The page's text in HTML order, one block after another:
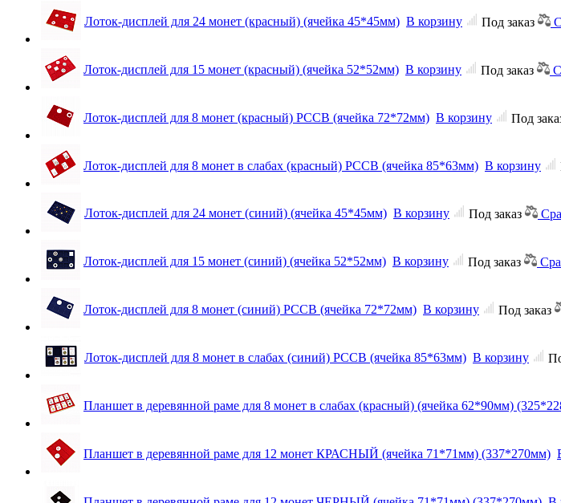
Лоток-дисплей для 24 монет (красный) (ячейка 45*45мм) В корзину Под заказ
Лоток-дисплей для 15 монет (красный) (ячейка 52*52мм) В корзину Под заказ
Лоток-дисплей для 8 монет (красный) PCCB (ячейка 72*72мм) В корзину Под
Лоток-дисплей для 8 монет в слабах (красный) РССВ (ячейка 85*63мм) В корзину
Лоток-дисплей для 24 монет (синий) (ячейка 45*45мм) В корзину Под заказ
Лоток-дисплей для 15 монет (синий) (ячейка 52*52мм) В корзину Под заказ
Лоток-дисплей для 8 монет (синий) PCCB (ячейка 72*72мм) В корзину Под заказ
Лоток-дисплей для 8 монет в слабах (синий) РССВ (ячейка 85*63мм) В корзину
Планшет в деревянной раме для 8 монет в слабах (красный) (ячейка 62*90мм)
Планшет в деревянной раме для 12 монет КРАСНЫЙ (ячейка 71*71мм) (337*270мм)